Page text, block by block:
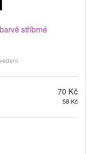
stříbrné
70 Kč
58 Kč